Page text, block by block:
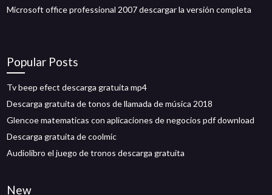
Microsoft office professional 2007 descargar la versión completa
Popular Posts
Tv beep efect descarga gratuita mp4
Descarga gratuita de tonos de llamada de música 2018
Glencoe matematicas con aplicaciones de negocios pdf download
Descarga gratuita de coolmic
Audiolibro el juego de tronos descarga gratuita
New